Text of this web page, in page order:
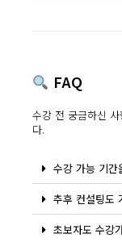
FAQ
수강 전 궁금하신
다.
수강 가능 기간
추후 컨설팅도
초보자도 수강